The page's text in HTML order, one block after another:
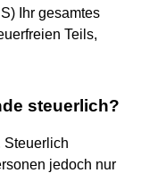
Ihr gesamtes
Teils,
steuerlich?
Steuerlich
jedoch nur